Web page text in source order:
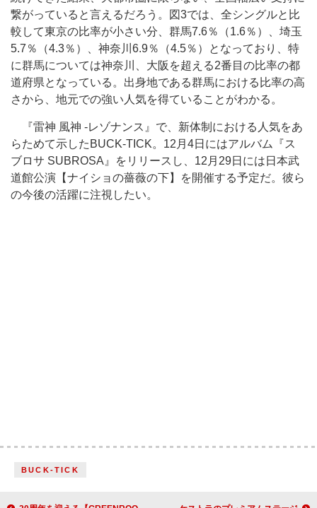
繋がっていると言えるだろう。図3では、全シングルと比
較して東京の比率が小さい分、群馬7.6％（1.6％）、埼玉
5.7％（4.3％）、神奈川6.9％（4.5％）となっており、特
に群馬については神奈川、大阪を超える2番目の比率の都
道府県となっている。 出身地である群馬における比率の高
さから、地元での強い人気を得ていることがわかる。
『雷神 風神 -レゾナンス』で、新体制における人気をあ
らためて示したBUCK-TICK。12月4日にはアルバム『ス
ブロサ SUBROSA』をリリースし、12月29日には日本武
道館公演【ナイショの薔薇の下】を開催する予定だ。彼ら
の今後の活躍に注視したい。
BUCK-TICK